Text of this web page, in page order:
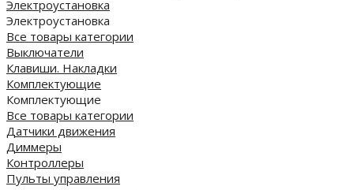
Электроустановка
Электроустановка
Все товары категории
Выключатели
Клавиши. Накладки
Комплектующие
Комплектующие
Все товары категории
Датчики движения
Диммеры
Контроллеры
Пульты управления